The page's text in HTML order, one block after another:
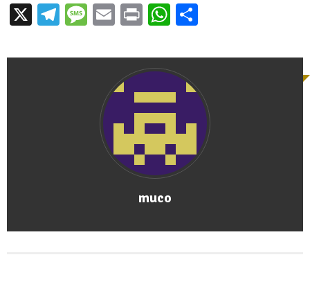
X Telegram
Message
EmailPrintWhatsApp
muco